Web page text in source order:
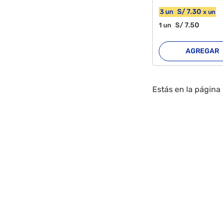
3 un S/7.30 xun
1un S/7.50
AGREGAR
Estás en la página